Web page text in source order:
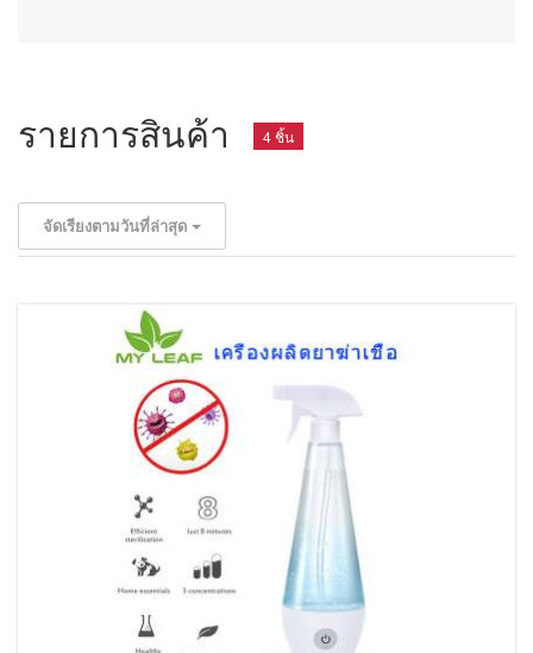
รายการสินค้า 4 ชิ้น
จัดเรียงตามวันที่ล่าสุด